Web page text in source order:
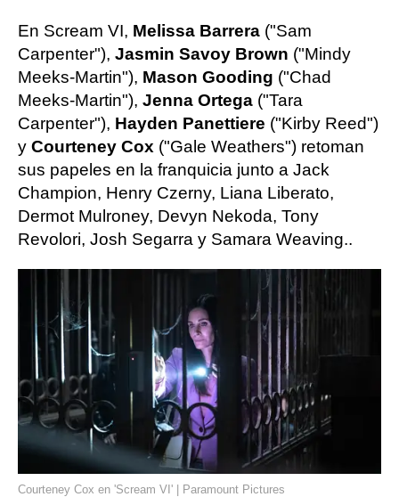
En Scream VI, Melissa Barrera ("Sam
Carpenter"), Jasmin Savoy Brown ("Mindy
Meeks-Martin"), Mason Gooding ("Chad
Meeks-Martin"), Jenna Ortega ("Tara
Carpenter"), Hayden Panettiere ("Kirby Reed")
y Courteney Cox ("Gale Weathers") retoman
sus papeles en la franquicia junto a Jack
Champion, Henry Czerny, Liana Liberato,
Dermot Mulroney, Devyn Nekoda, Tony
Revolori, Josh Segarra y Samara Weaving..
Courteney Cox en 'Scream VI' | Paramount Pictures